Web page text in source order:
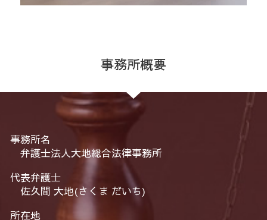
事務所概要
事務所名
弁護士法人大地総合法律事務所
代表弁護士
佐久間 大地(さくま だいち)
所在地